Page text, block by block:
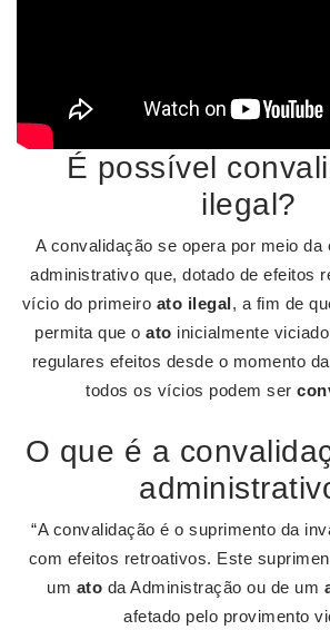
É possível
ilegal?
A convalidação se opera por meio da
administrativo que, dotado de efeitos
vício do primeiro ato ilegal, a fim de
permita que o ato inicialmente
regulares efeitos desde o momento
todos os vícios podem ser
O que é a
“A convalidação é o suprimento da
com efeitos retroativos. Este
um ato da Administração ou de um
afetado pelo provimento